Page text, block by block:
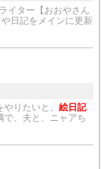
イター【おおやさん
日記をメインに更新
やりたいと、絵日記
で、夫と、ニャアち